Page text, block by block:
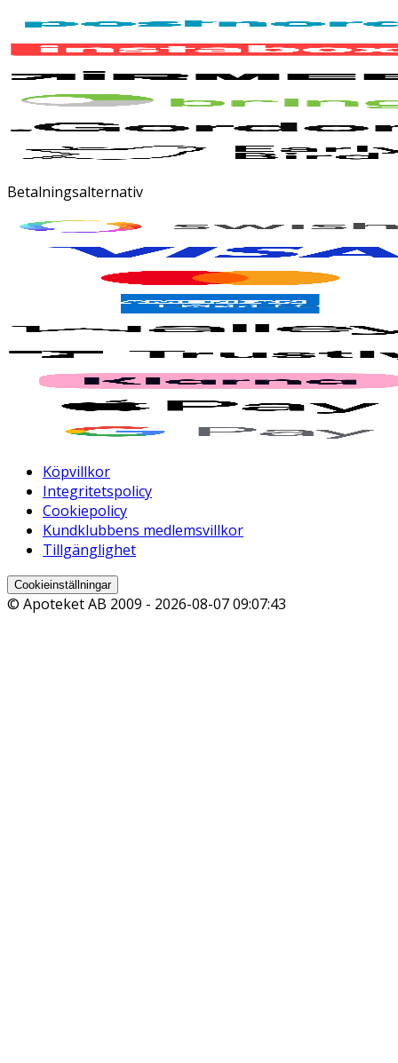
Betalningsalternativ
Köpvillkor
Integritetspolicy
Cookiepolicy
Kundklubbens medlemsvillkor
Tillgänglighet
Cookieinställningar
© Apoteket AB 2009 - 2026-08-07 09:07:43